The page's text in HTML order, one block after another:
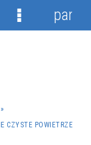
CZYSTE POWIETRZE
Menu
panel